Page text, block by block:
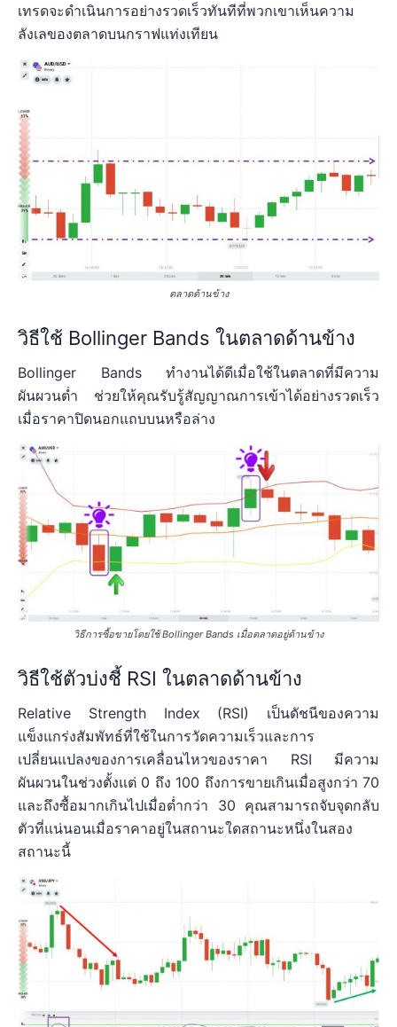
เทรดจะดำเนินการอย่างรวดเร็วทันทีที่พวกเขาเห็นความ
ลังเลของตลาดบนกราฟแท่งเทียน
ตลาดด้านข้าง
วิธีใช้ Bollinger Bands ในตลาดด้านข้าง
Bollinger Bands ทำงานได้ดีเมื่อใช้ในตลาดที่มีความ
ผันผวนต่ำ ช่วยให้คุณรับรู้สัญญาณการเข้าได้อย่างรวดเร็ว
เมื่อราคาปิดนอกแถบบนหรือล่าง
วิธีการซื้อขายโดยใช้ Bollinger Bands เมื่อตลาดอยู่ด้านข้าง
วิธีใช้ตัวบ่งชี้ RSI ในตลาดด้านข้าง
Relative Strength Index (RSI) เป็นดัชนีของความ
แข็งแกร่งสัมพัทธ์ที่ใช้ในการวัดความเร็วและการ
เปลี่ยนแปลงของการเคลื่อนไหวของราคา RSI มีความ
ผันผวนในช่วงตั้งแต่ 0 ถึง 100 ถึงการขายเกินเมื่อสูงกว่า 70
และถึงซื้อมากเกินไปเมื่อต่ำกว่า 30 คุณสามารถจับจุดกลับ
ตัวที่แน่นอนเมื่อราคาอยู่ในสถานะใดสถานะหนึ่งในสอง
สถานะนี้